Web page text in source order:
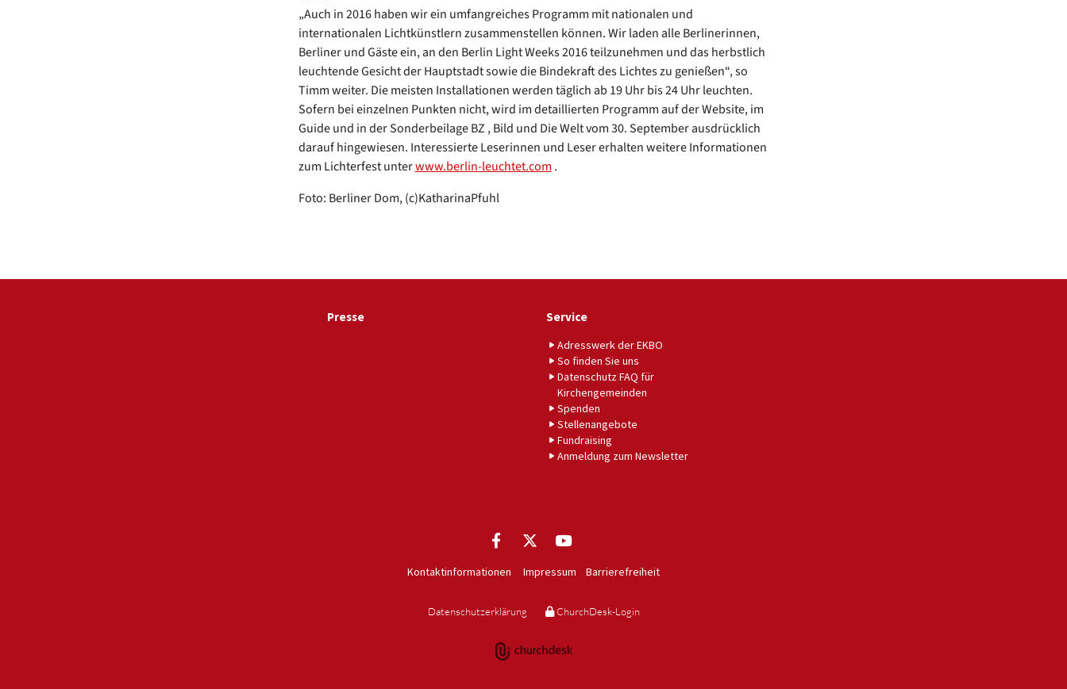
„Auch in 2016 haben wir ein umfangreiches Programm mit nationalen und
internationalen Lichtkünstlern zusammenstellen können. Wir laden alle Berlinerinnen,
Berliner und Gäste ein, an den Berlin Light Weeks 2016 teilzunehmen und das herbstlich
leuchtende Gesicht der Hauptstadt sowie die Bindekraft des Lichtes zu genießen“, so
Timm weiter. Die meisten Installationen werden täglich ab 19 Uhr bis 24 Uhr leuchten.
Sofern bei einzelnen Punkten nicht, wird im detaillierten Programm auf der Website, im
Guide und in der Sonderbeilage BZ , Bild und Die Welt vom 30. September ausdrücklich
darauf hingewiesen. Interessierte Leserinnen und Leser erhalten weitere Informationen
zum Lichterfest unterwww.berlin-leuchtet.com .
Foto: Berliner Dom, (c)KatharinaPfuhl
Presse Service
Adresswerk der EKBO
So finden Sie uns
Datenschutz FAQ für
Kirchengemeinden
Spenden
Stellenangebote
Fundraising
Anmeldung zum Newsletter
Kontaktinformationen Impressum Barrierefreiheit
Datenschutzerklärung ChurchDesk-Login